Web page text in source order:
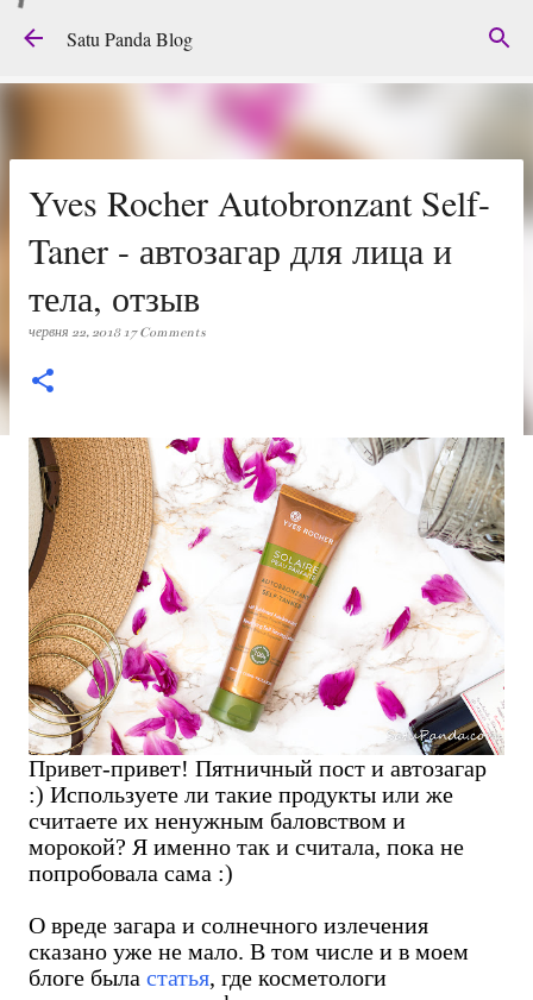
Перейти до основного вмісту
Satu Panda Blog
Yves Rocher Autobronzant Self-
Taner - автозагар для лица и
тела, отзыв
червня 22, 201817 Comments
Привет-привет! Пятничный пост и автозагар
:) Используете ли такие продукты или же
считаете их ненужным баловством и
морокой? Я именно так и считала, пока не
попробовала сама :)
О вреде загара и солнечного излечения
сказано уже не мало. В том числе и в моем
блоге была статья, где косметологи